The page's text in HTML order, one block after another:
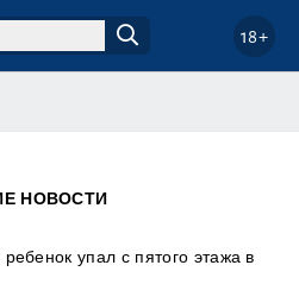
18+
НОВОСТИ
ребенок упал с пятого этажа в